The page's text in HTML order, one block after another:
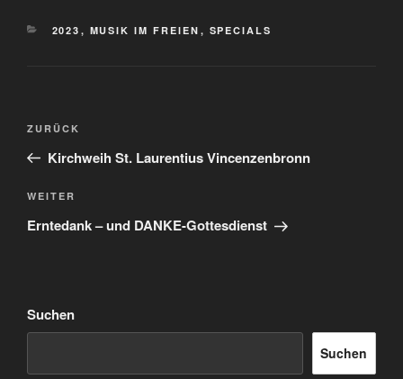
KATEGORIEN
2023 , MUSIK IM FREIEN , SPECIALS
Beitragsnavigation
Vorheriger
Beitrag
ZURÜCK
Kirchweih St. Laurentius Vincenzenbronn
Nächster
Beitrag
WEITER
Erntedank – und DANKE-Gottesdienst
Suchen
Suchen